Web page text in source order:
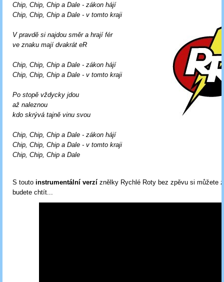
Chip, Chip, Chip a Dale - zákon hájí
Chip, Chip, Chip a Dale - v tomto kraji
V pravdě si najdou směr a hrají fér
ve znaku mají dvakrát eR
Chip, Chip, Chip a Dale - zákon hájí
Chip, Chip, Chip a Dale - v tomto kraji
Po stopě vždycky jdou
až naleznou
kdo skrývá tajně vinu svou
Chip, Chip, Chip a Dale - zákon hájí
Chip, Chip, Chip a Dale - v tomto kraji
Chip, Chip, Chip a Dale
S touto instrumentální verzí znělky Rychlé Roty bez zpěvu si můžete
budete chtít...